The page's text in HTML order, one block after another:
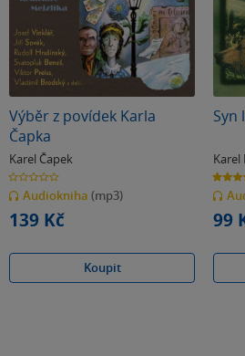
Výběr z povídek Karla
Čapka
Karel Čapek
0.0
z
5
hvězdiček
Audiokniha (mp3)
139 Kč
Koupit
Syn
Karel
4.7
z
5
99